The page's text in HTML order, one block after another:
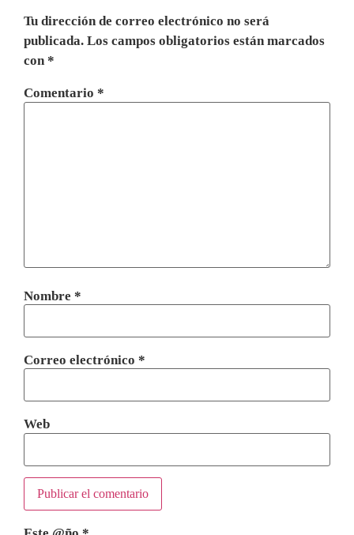
Tu dirección de correo electrónico no será
publicada. Los campos obligatorios están marcados
con*
Comentario *
Nombre *
Correo electrónico *
Web